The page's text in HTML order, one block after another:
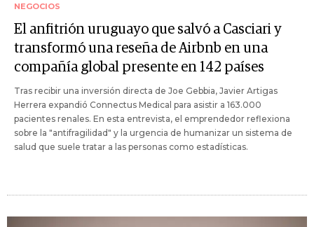
NEGOCIOS
El anfitrión uruguayo que salvó a Casciari y
transformó una reseña de Airbnb en una
compañía global presente en 142 países
Tras recibir una inversión directa de Joe Gebbia, Javier Artigas
Herrera expandió Connectus Medical para asistir a 163.000
pacientes renales. En esta entrevista, el emprendedor reflexiona
sobre la "antifragilidad" y la urgencia de humanizar un sistema de
salud que suele tratar a las personas como estadísticas.